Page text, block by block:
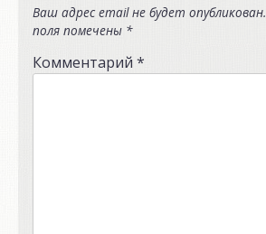
Ваш адрес email не будет опубликован.
поля помечены *
Комментарий *